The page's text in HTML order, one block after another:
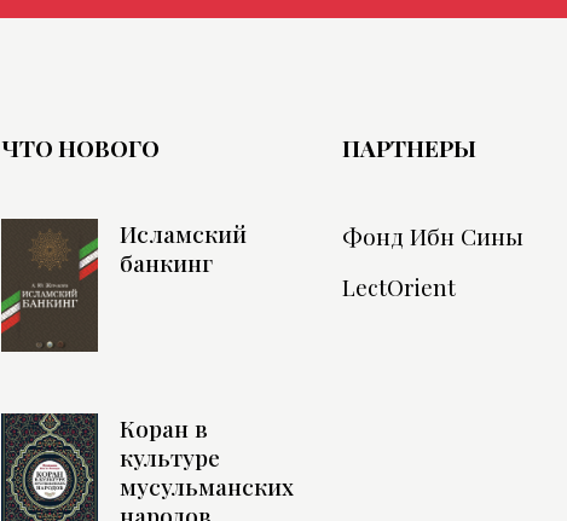
ЧТО НОВОГО
Исламский
банкинг
Коран в
культуре
мусульманских
ПАРТНЕРЫ
Фонд Ибн Сины
LectOrient